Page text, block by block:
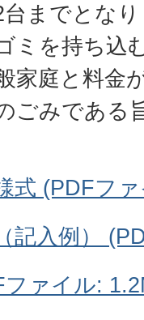
までとな
ミを持ち込
家庭と料金
ごみである
式 (PDFフ
記入例）
ァイル: